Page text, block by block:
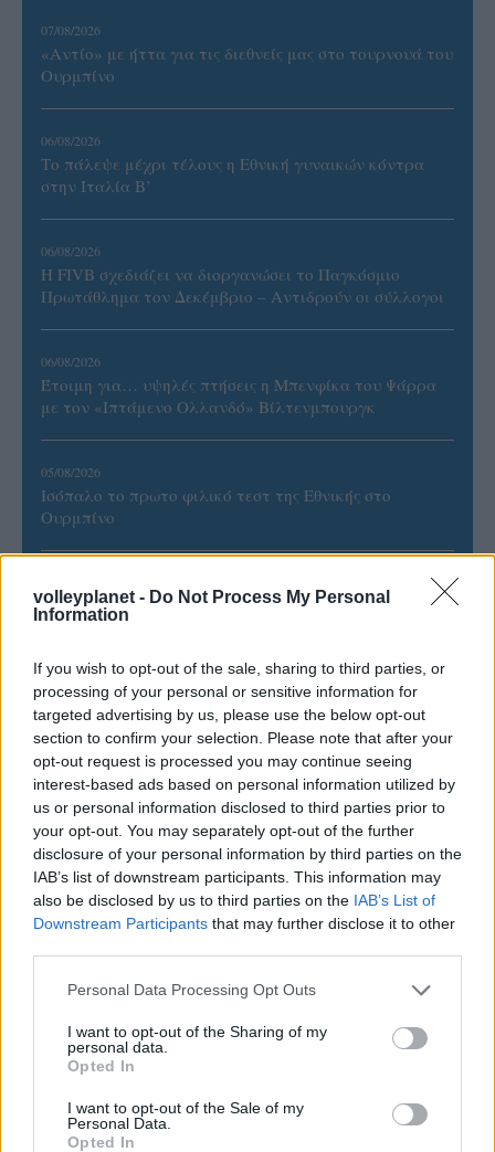
volleyplanet - Do Not Process My Personal
Information
If you wish to opt-out of the sale, sharing to third parties, or
processing of your personal or sensitive information for
targeted advertising by us, please use the below opt-out
section to confirm your selection. Please note that after your
opt-out request is processed you may continue seeing
interest-based ads based on personal information utilized by
us or personal information disclosed to third parties prior to
your opt-out. You may separately opt-out of the further
disclosure of your personal information by third parties on the
IAB’s list of downstream participants. This information may
also be disclosed by us to third parties on the IAB’s List of
Downstream Participants that may further disclose it to other
Please note that this website/app uses one or more Google
not limited to your visit or usage behaviour. You may click to
grant or deny consent to Google and its third-party tags to
use your data for below specified purposes in below Google
consent section.
Personal Data Processing Opt Outs
I want to opt-out of the Sharing of my
personal data.
Opted In
I want to opt-out of the Sale of my
Personal Data.
Opted In
07/08/2026
«Αντίο» με ήττα για τις διεθνείς μας στο τουρνουά του
Ουρμπίνο
06/08/2026
Το πάλεψε μέχρι τέλους η Εθνική γυναικών κόντρα
στην Ιταλία Β’
06/08/2026
Η FIVB σχεδιάζει να διοργανώσει το Παγκόσμιο
Πρωτάθλημα τον Δεκέμβριο – Αντιδρούν οι σύλλογοι
06/08/2026
Έτοιμη για… υψηλές πτήσεις η Μπενφίκα του Ψάρρα
με τον «Ιπτάμενο Ολλανδό» Βίλτενμπουργκ
05/08/2026
Ισόπαλο το πρωτο φιλικό τεστ της Εθνικής στο
Ουρμπίνο
Προς στρατηγική συνεργασία ΠΑΣΑΠΠ και
Πανεπιστημίου Πατρών
ΓΝΩΜΕΣ
ΠΕΝΥ ΡΟΝΤΟΓΙΑΝΝΗ
11/03/2026
Από την Περούτζια του 2000
στο σήμερα: Tο τρίτο
ιστορία
Αναγνώριση και σεβασμός